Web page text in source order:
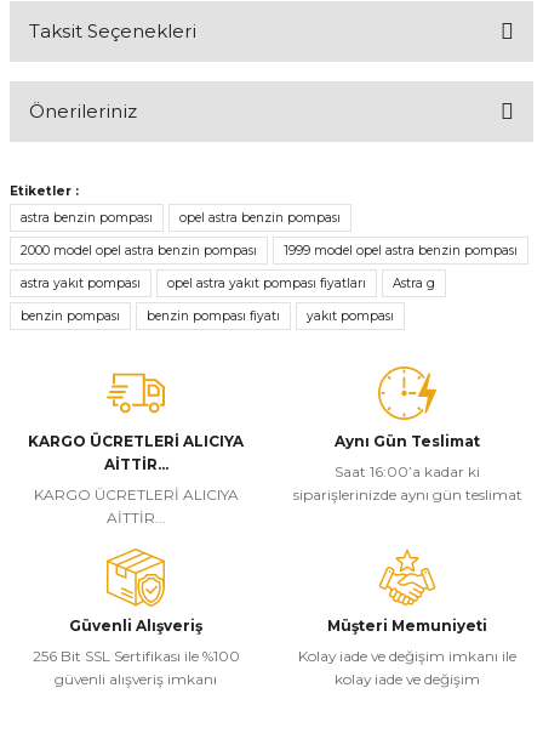
Taksit Seçenekleri
Önerileriniz
konularda yetersiz gördüğünüz noktaları öneri formunu kullanarak
tarafımıza iletebilirsiniz.
Görüş ve önerileriniz için teşekkür ederiz.
Ürün resmi kalitesiz, bozuk veya görüntülenemiyor.
Ürün açıklamasında eksik bilgiler bulunuyor.
Ürün fiyatı diğer sitelerden daha pahalı.
Bu ürüne benzer farklı alternatifler olmalı.
Etiketler :
astra benzin pompası
opel astra benzin pompası
2000 model opel astra benzin pompası 1999 model opel astra benzin pompası
astra yakıt pompası opel astra yakıt pompası fiyatları Astra g
benzin pompası benzin pompası fiyatı yakıt pompası
KARGO ÜCRETLERİ ALICIYA
AİTTİR...
KARGO ÜCRETLERİ ALICIYA
AİTTİR...
Aynı Gün Teslimat
Saat 16:00’a kadar ki
siparişlerinizde aynı gün teslimat
Güvenli Alışveriş
256 Bit SSL Sertifikası ile %100
güvenli alışveriş imkanı
Müşteri Memuniyeti
Kolay iade ve değişim imkanı ile
kolay iade ve değişim